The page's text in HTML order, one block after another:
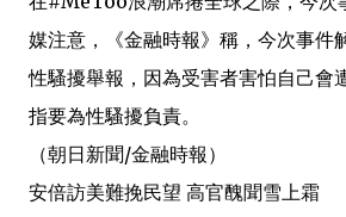
媒注意，《金融時報》稱，今次事件
性騷擾舉報，因為受害者害怕自己會
指要為性騷擾負責。
（朝日新聞/金融時報）
安倍訪美難挽民望 高官醜聞雪上霜